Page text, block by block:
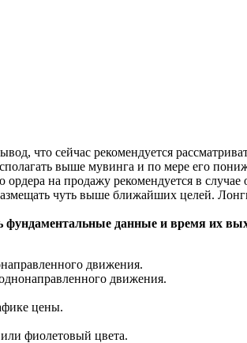
что сейчас рекомендуется
выше мувинга и по мере его
на продажу рекомендуется в
чуть выше ближайших целей.
фундаментальные данные и время их
движения.
движения.
цены.
фиолетовый цвета.